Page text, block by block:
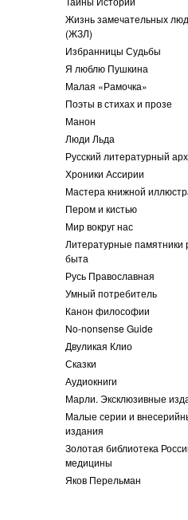
Жизнь замечательных
(ЖЗЛ)
Избранницы Судьбы
Я люблю Пушкина
Малая «Рамочка»
Поэты в стихах и прозе
Манон
Люди Льда
Русский литературный
Хроники Ассирии
Мастера книжной
Пером и кистью
Мир вокруг нас
Литературные памятники
быта
Русь Православная
Умный потребитель
Канон философии
No-nonsense Guide
Двуликая Клио
Сказки
Аудиокниги
Марли. Эксклюзивные
Малые серии и
издания
Золотая библиотека
медицины
Яков Перельман